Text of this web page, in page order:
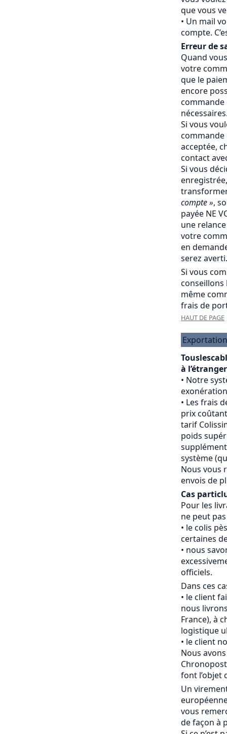
que vous
Un mail
compte.
Erreur de
Quand
votre
que le
encore
commande
Si vous
commande
acceptée,
contact
Si vous
compte »,
payée NE
une
votre
en
serez averti.
Si vous
conseillons
même
frais de
HAUT DE PAGE
à
Notre
Les frais
prix
tarif
poids
système
Nous vous
envois de
Cas
Pour les
ne peut
le colis
certaines
nous
officiels.
Dans ces
le client
nous
France), à
logistique
le client
Nous
font l’objet
Un
vous
de façon à